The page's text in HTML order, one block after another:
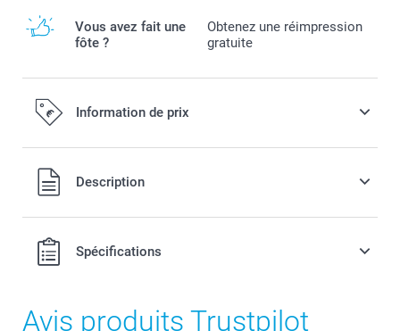
Vous avez fait une
fôte ?
Obtenez une réimpression
gratuite
Information de prix
Tous les prix sont en EURO (€), TVA incluse et hors frais de
port.
Description
Spécifications
Avis produits Trustpilot